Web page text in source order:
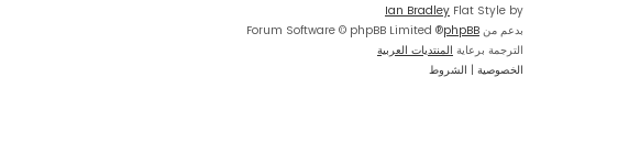
Flat Style by
Ian Bradley
بدعم من phpBB
® Forum Software © phpBB Limited
الترجمة برعاية المنتديات العربية
الخصوصية | الشروط